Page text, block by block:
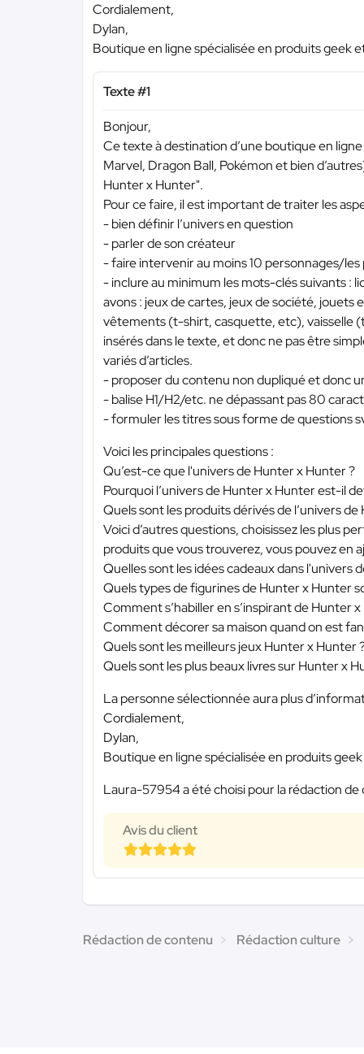
Cordialement,
Dylan,
Boutique en ligne spécialisée en produits geek
Texte #1
Bonjour,
Ce texte à destination d’une boutique en
Marvel, Dragon Ball, Pokémon et bien
Hunter x Hunter".
Pour ce faire, il est important de traiter les
- bien définir l’univers en question
- parler de son créateur
- faire intervenir au moins 10 personnages/
- inclure au minimum les mots-clés suivants :
avons : jeux de cartes, jeux de société,
vêtements (t-shirt, casquette, etc), vaisselle
insérés dans le texte, et donc ne pas être
variés d’articles.
- proposer du contenu non dupliqué et donc
- balise H1/H2/etc. ne dépassant pas 80
- formuler les titres sous forme de questions
Voici les principales questions :
Qu’est-ce que l'univers de Hunter x Hunter ?
Pourquoi l’univers de Hunter x Hunter est-il
Quels sont les produits dérivés de l’univers
Voici d’autres questions, choisissez les plus
produits que vous trouverez, vous pouvez en
Quelles sont les idées cadeaux dans l'univers
Quels types de figurines de Hunter x Hunter
Comment s’habiller en s’inspirant de Hunter
Comment décorer sa maison quand on est
Quels sont les meilleurs jeux Hunter x Hunter
Quels sont les plus beaux livres sur Hunter x
La personne sélectionnée aura plus
Cordialement,
Dylan,
Boutique en ligne spécialisée en produits
Laura-57954 a été choisi pour la rédaction de
Avis du client
Rédaction de contenu Rédaction culture